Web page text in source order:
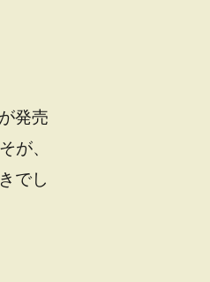
発売
が、
でし